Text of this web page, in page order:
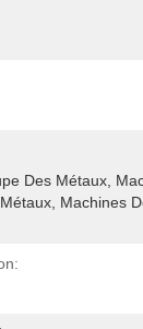
Des Métaux,
Machines